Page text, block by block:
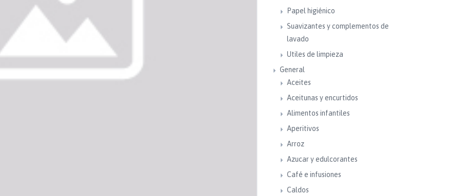
Papel higiénico
Suavizantes y complementos de
lavado
Utiles de limpieza
General
Aceites
Aceitunas y encurtidos
Alimentos infantiles
Aperitivos
Arroz
Azucar y edulcorantes
Café e infusiones
Caldos